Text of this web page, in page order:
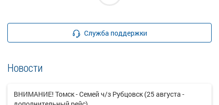
Служба поддержки
Новости
ВНИМАНИЕ! Томск - Семей ч/з Рубцовск (25 августа -